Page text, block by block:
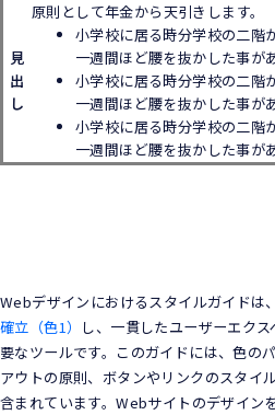
見
出
し
原則として年金から天引き します。
小学校に居る時分学校の二階
一週間ほど腰を抜かした事があ
小学校に居る時分学校の二階
一週間ほど腰を抜かした事があ
小学校に居る時分学校の二階
一週間ほど腰を抜かした事があ
Webデザインにおけるスタイルガイドは、
確立（色1）
し、一貫したユーザーエク
要なツールです。このガイドには、色の
アウトの原則、ボタンやリンクのスタイ
含まれています。Webサイトのデザイン